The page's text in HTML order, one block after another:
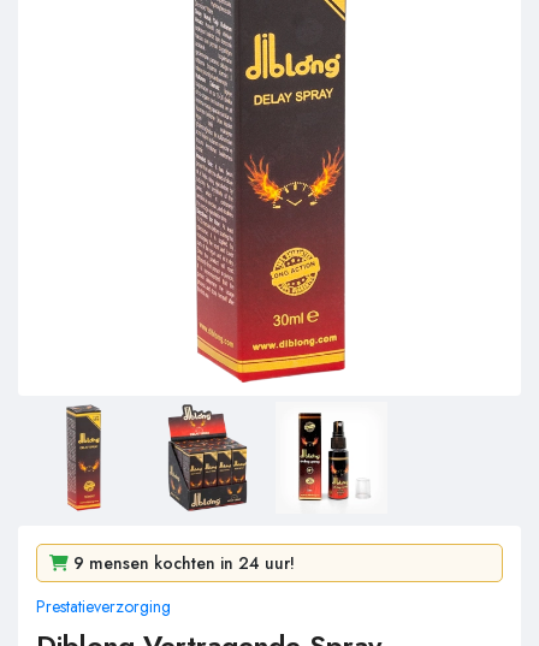
8e bestseller van de week
9 mensen kochten in 24 uur!
194 mensen bekeken het in 2 dagen!
Prestatieverzorging